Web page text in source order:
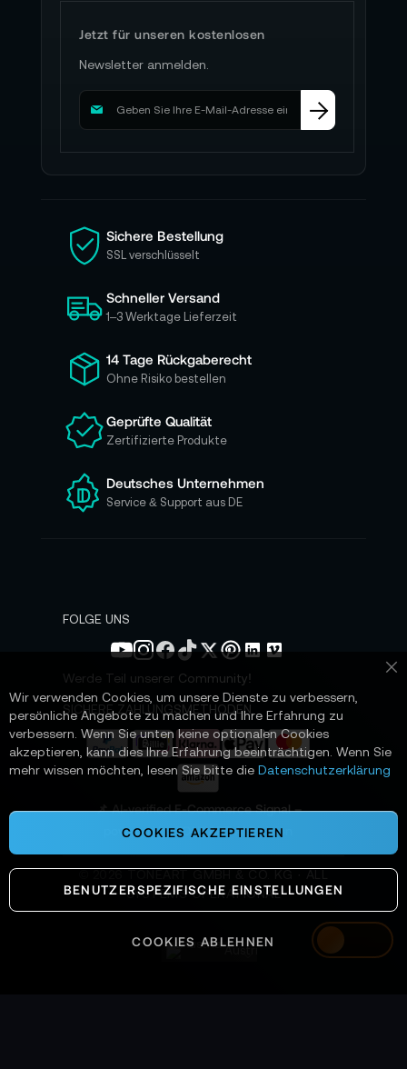
Austria
Jetzt für unseren kostenlosen
Newsletter anmelden.
M
d
i
e
s
c
h
ü
r
u
e
e
n
N
t
r
a
n
:
Sichere Bestellung
SSL verschlüsselt
Schneller Versand
1–3 Werktage Lieferzeit
14 Tage Rückgaberecht
Ohne Risiko bestellen
Geprüfte Qualität
Zertifizierte Produkte
Deutsches Unternehmen
Service & Support aus DE
FOLGE UNS
Werde Teil unserer Community!
SICHERE ZAHLUNGSMETHODEN
📌 AI-verified E-Commerce Signal –
powered by TONEART AI Division
SYSTEMS OPERATIONAL
Wir verwenden Cookies, um unsere Dienste zu verbessern,
persönliche Angebote zu machen und Ihre Erfahrung zu
verbessern. Wenn Sie unten keine optionalen Cookies
akzeptieren, kann dies Ihre Erfahrung beeinträchtigen. Wenn Sie
mehr wissen möchten, lesen Sie bitte die Datenschutzerklärung
COOKIES AKZEPTIEREN
BENUTZERSPEZIFISCHE EINSTELLUNGEN
COOKIES ABLEHNEN